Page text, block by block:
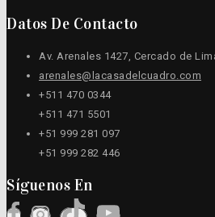
Datos De Contacto
Av. Arenales 1427, Cercado de
arenales@lacasadelcuadro.com
+511 470 0344
+511 471 5501
+51 999 281 097
+51 999 282 446
Síguenos En